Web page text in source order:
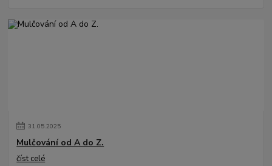
31.05.2025
Mulčování od A do Z.
číst celé